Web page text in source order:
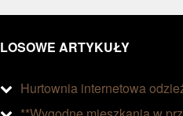
LOSOWE ARTYKUŁY
Hurtownia internetowa